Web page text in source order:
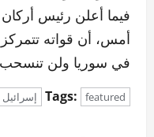
فيما أعلن رئيس
أمس، أن قواته
في سوريا ولن تنسحب
Tags: featured إسرائيل